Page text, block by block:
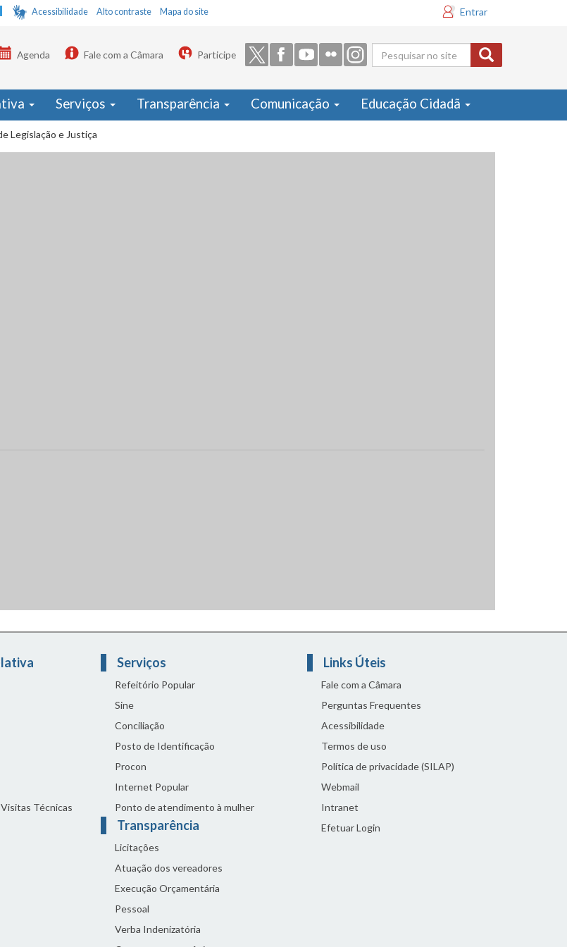
Acessibilidade Alto contraste Mapa do site Entrar
Formulário
de busca
Agenda Fale com a Câmara Participe
Serviços Transparência Comunicação Educação Cidadã
Legislação e Justiça
Técnicas
Serviços
Refeitório Popular
Sine
Conciliação
Posto de Identificação
Procon
Internet Popular
Ponto de atendimento à mulher
Transparência
Licitações
Atuação dos vereadores
Execução Orçamentária
Pessoal
Verba Indenizatória
Links Úteis
Fale com a Câmara
Perguntas Frequentes
Acessibilidade
Termos de uso
Política de privacidade (SILAP)
Webmail
Intranet
Efetuar Login